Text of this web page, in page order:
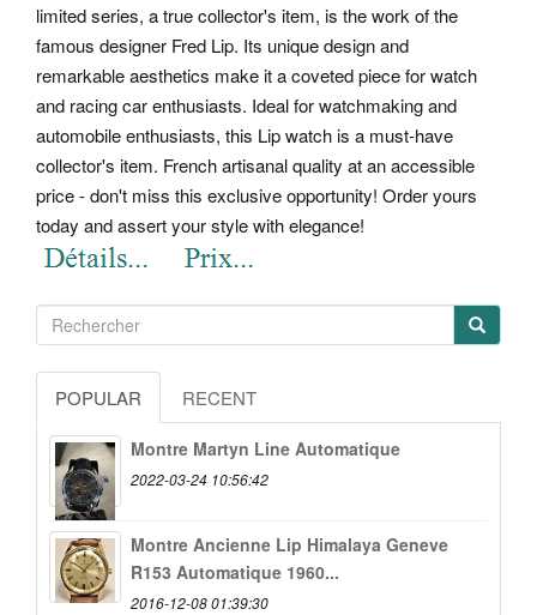
limited series, a true collector's item, is the work of the
famous designer Fred Lip. Its unique design and
remarkable aesthetics make it a coveted piece for watch
and racing car enthusiasts. Ideal for watchmaking and
automobile enthusiasts, this Lip watch is a must-have
collector's item. French artisanal quality at an accessible
price - don't miss this exclusive opportunity! Order yours
today and assert your style with elegance!
POPULAR RECENT
Montre Martyn Line Automatique
2022-03-24 10:56:42
Montre Ancienne Lip Himalaya Geneve
R153 Automatique 1960...
2016-12-08 01:39:30